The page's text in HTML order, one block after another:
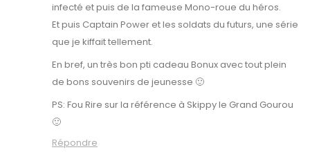
infecté et puis de la fameuse Mono-roue du héros.
Et puis Captain Power et les soldats du futurs, une série
que je kiffait tellement.
En bref, un très bon pti cadeau Bonux avec tout plein
de bons souvenirs de jeunesse 🙂
PS: Fou Rire sur la référence à Skippy le Grand Gourou
🙂
Répondre